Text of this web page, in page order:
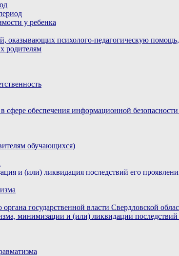
у ребенка
оказывающих психолого-педагогическую
родителям
сфере обеспечения информационной
обучающихся)
и (или) ликвидация последствий его
органа государственной власти Свердловской
минимизации и (или) ликвидации последствий